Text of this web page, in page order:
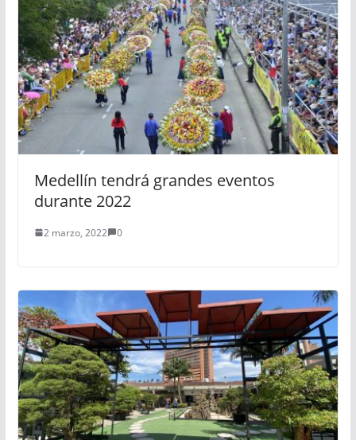
Medellín tendrá grandes eventos
durante 2022
2 marzo, 2022 0